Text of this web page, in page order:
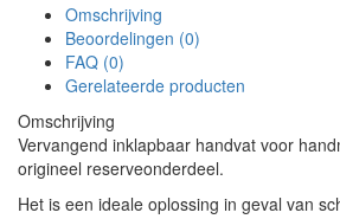
Omschrijving
Beoordelingen (0)
FAQ (0)
Gerelateerde producten
Omschrijving
Vervangend inklapbaar handvat voor
origineel reserveonderdeel.
Het is een ideale oplossing in geval van